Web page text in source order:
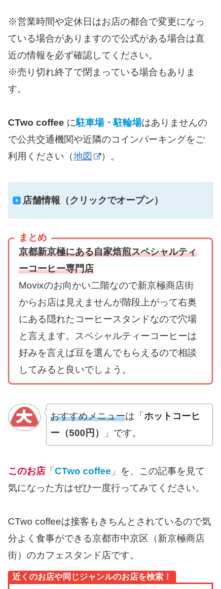
※営業時間や定休日はお店の都合で変更になっ
ている場合がありますので公式がある場合は直
近の情報を必ず確認してください。
※売り切れ終了で閉まっている場合もありま
す。
CTwo coffee に駐車場・駐輪場はありませんの
で公共交通機関や近隣のコインパーキングをご
利用ください（地図 ）。
店舗情報（クリックでオープン）
まとめ
京都新京極にある自家焙煎スペシャルティ
ーコーヒー専門店
Movixのお向かい二階なので新京極商店街
からお店は見えませんが階段上がって右奥
にある隠れたコーヒースタンドなので穴場
と言えます。スペシャルティーコーヒーは
好みを言えば豆を選んでもらえるので相談
してみると良いでしょう。
おすすめメニューは「ホットコーヒ
ー（500円）
」です。
このお店 「CTwo coffee 」を、この記事を見て
気になった方はぜひ一度行ってみてください。
CTwo coffeeは接客もきちんとされているので気
分よく食事ができる京都市中京区（新京極商店
街）のカフェスタンド店です。
近くのお店や同じジャンルのお店を検索！